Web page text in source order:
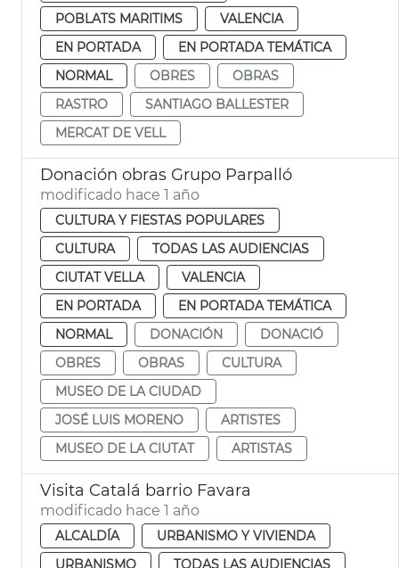
POBLATS MARITIMS
VALENCIA
EN PORTADA
EN PORTADA TEMÁTICA
NORMAL
OBRES
OBRAS
RASTRO
SANTIAGO BALLESTER
MERCAT DE VELL
Donación obras Grupo Parpalló
modificado hace 1 año
CULTURA Y FIESTAS POPULARES
CULTURA
TODAS LAS AUDIENCIAS
CIUTAT VELLA
VALENCIA
EN PORTADA
EN PORTADA TEMÁTICA
NORMAL
DONACIÓN
DONACIÓ
OBRES
OBRAS
CULTURA
MUSEO DE LA CIUDAD
JOSÉ LUIS MORENO
ARTISTES
MUSEO DE LA CIUTAT
ARTISTAS
Visita Catalá barrio Favara
modificado hace 1 año
ALCALDÍA
URBANISMO Y VIVIENDA
URBANISMO
TODAS LAS AUDIENCIAS